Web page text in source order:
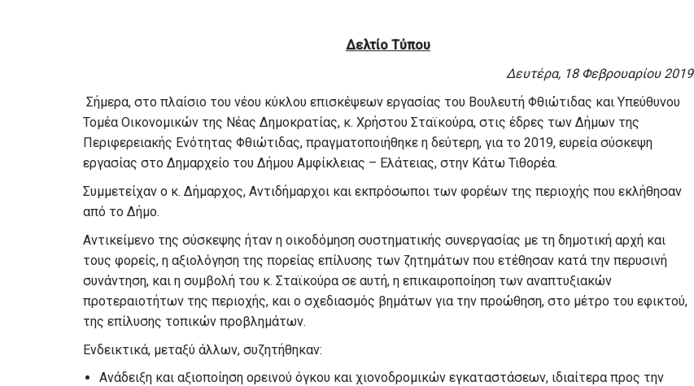
Δελτίο Τύπου
Δευτέρα, 18 Φεβρουαρίου 2019
Σήμερα, στο πλαίσιο του νέου κύκλου επισκέψεων εργασίας του Βουλευτή Φθιώτιδας και Υπεύθυνου
Τομέα Οικονομικών της Νέας Δημοκρατίας, κ. Χρήστου Σταϊκούρα, στις έδρες των Δήμων της
Περιφερειακής Ενότητας Φθιώτιδας, πραγματοποιήθηκε η δεύτερη, για το 2019, ευρεία σύσκεψη
εργασίας στο Δημαρχείο του Δήμου Αμφίκλειας – Ελάτειας, στην Κάτω Τιθορέα.
Συμμετείχαν ο κ. Δήμαρχος, Αντιδήμαρχοι και εκπρόσωποι των φορέων της περιοχής που εκλήθησαν
από το Δήμο.
Αντικείμενο της σύσκεψης ήταν η οικοδόμηση συστηματικής συνεργασίας με τη δημοτική αρχή και
τους φορείς, η αξιολόγηση της πορείας επίλυσης των ζητημάτων που ετέθησαν κατά την περυσινή
συνάντηση, και η συμβολή του κ. Σταϊκούρα σε αυτή, η επικαιροποίηση των αναπτυξιακών
προτεραιοτήτων της περιοχής, και ο σχεδιασμός βημάτων για την προώθηση, στο μέτρο του εφικτού,
της επίλυσης τοπικών προβλημάτων.
Ενδεικτικά, μεταξύ άλλων, συζητήθηκαν:
Ανάδειξη και αξιοποίηση ορεινού όγκου και χιονοδρομικών εγκαταστάσεων, ιδιαίτερα προς την